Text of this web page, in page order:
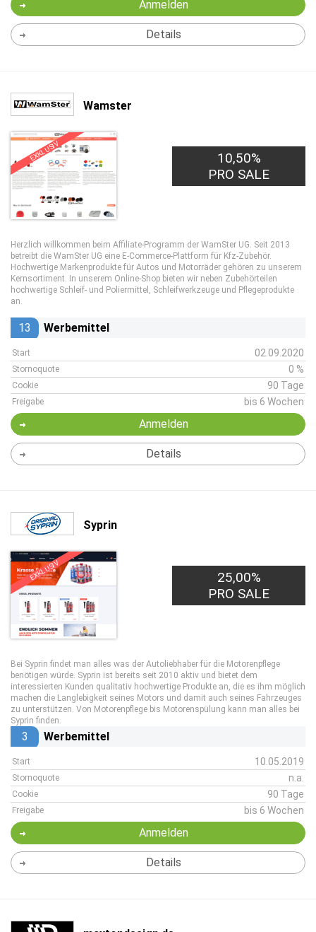
Anmelden
Details
Wamster
EXKLUSIV
10,50%
PRO SALE
Herzlich willkommen beim Affiliate-Programm der WamSter UG. Seit 2013
betreibt die WamSter UG eine E-Commerce-Plattform für Kfz-Zubehör.
Hochwertige Markenprodukte für Autos und Motorräder gehören zu unserem
Kernsortiment. In unserem Online-Shop bieten wir neben Zubehörteilen
hochwertige Schleif- und Poliermittel, Schleifwerkzeuge und Pflegeprodukte
an.
13 Werbemittel
Start 02.09.2020
Stornoquote 0 %
Cookie 90 Tage
Freigabe bis 6 Wochen
Anmelden
Details
Syprin
EXKLUSIV
25,00%
PRO SALE
Bei Syprin findet man alles was der Autoliebhaber für die Motorenpflege
benötigen würde. Syprin ist bereits seit 2010 aktiv und bietet dem
interessierten Kunden qualitativ hochwertige Produkte an, die es ihm möglich
machen die Langlebigkeit seines Motors und damit auch seines Fahrzeuges
zu unterstützen. Von Motorenpflege bis Motorenspülung kann man alles bei
Syprin finden.
3 Werbemittel
Start 10.05.2019
Stornoquote n.a.
Cookie 90 Tage
Freigabe bis 6 Wochen
Anmelden
Details